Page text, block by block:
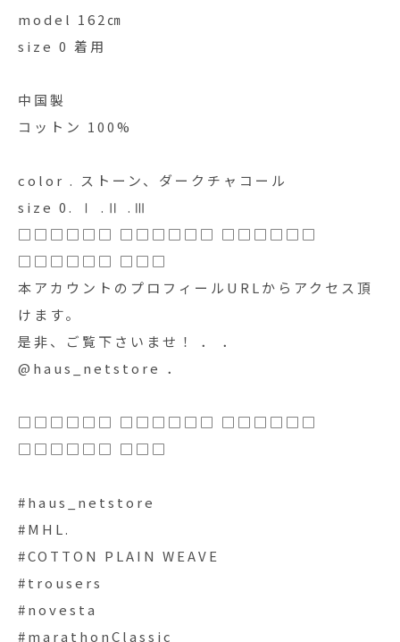
model 162㎝
size 0 着用
中国製
コットン 100%
color . ストーン、ダークチャコール
size 0. Ⅰ .Ⅱ .Ⅲ
□□□□□□ □□□□□□ □□□□□□
□□□□□□ □□□
本アカウントのプロフィールURLからアクセス頂
けます。
是非、ご覧下さいませ！ ． ．
@haus_netstore ．
□□□□□□ □□□□□□ □□□□□□
□□□□□□ □□□
#haus_netstore
#MHL.
#COTTON PLAIN WEAVE
#trousers
#novesta
#marathonClassic